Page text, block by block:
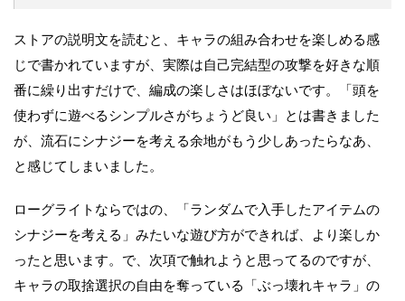
ストアの説明文を読むと、キャラの組み合わせを楽しめる感
じで書かれていますが、実際は自己完結型の攻撃を好きな順
番に繰り出すだけで、編成の楽しさはほぼないです。「頭を
使わずに遊べるシンプルさがちょうど良い」とは書きました
が、流石にシナジーを考える余地がもう少しあったらなあ、
と感じてしまいました。
ローグライトならではの、「ランダムで入手したアイテムの
シナジーを考える」みたいな遊び方ができれば、より楽しか
ったと思います。で、次項で触れようと思ってるのですが、
キャラの取捨選択の自由を奪っている「ぶっ壊れキャラ」の